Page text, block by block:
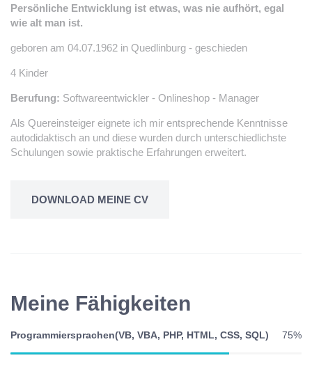
Persönliche Entwicklung ist etwas, was nie aufhört, egal
wie alt man ist.
geboren am 04.07.1962 in Quedlinburg - geschieden
4 Kinder
Berufung: Softwareentwickler - Onlineshop - Manager
Als Quereinsteiger eignete ich mir entsprechende Kenntnisse
autodidaktisch an und diese wurden durch unterschiedlichste
Schulungen sowie praktische Erfahrungen erweitert.
DOWNLOAD MEINE CV
Meine Fähigkeiten
Programmiersprachen(VB, VBA, PHP, HTML, CSS, SQL) 75%